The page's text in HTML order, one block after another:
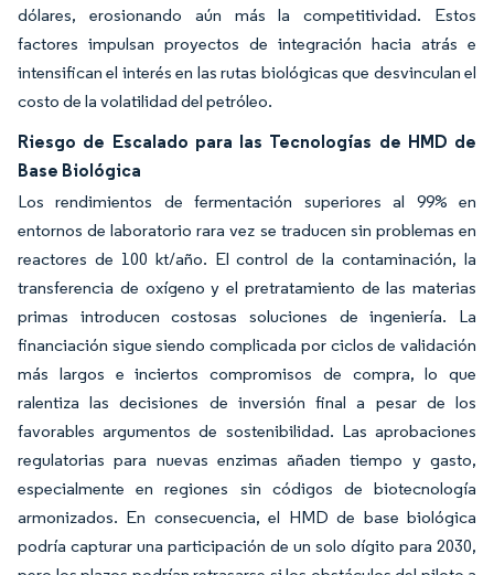
dólares, erosionando aún más la competitividad. Estos
factores impulsan proyectos de integración hacia atrás e
intensifican el interés en las rutas biológicas que desvinculan el
costo de la volatilidad del petróleo.
Riesgo de Escalado para las Tecnologías de HMD de
Base Biológica
Los rendimientos de fermentación superiores al 99% en
entornos de laboratorio rara vez se traducen sin problemas en
reactores de 100 kt/año. El control de la contaminación, la
transferencia de oxígeno y el pretratamiento de las materias
primas introducen costosas soluciones de ingeniería. La
financiación sigue siendo complicada por ciclos de validación
más largos e inciertos compromisos de compra, lo que
ralentiza las decisiones de inversión final a pesar de los
favorables argumentos de sostenibilidad. Las aprobaciones
regulatorias para nuevas enzimas añaden tiempo y gasto,
especialmente en regiones sin códigos de biotecnología
armonizados. En consecuencia, el HMD de base biológica
podría capturar una participación de un solo dígito para 2030,